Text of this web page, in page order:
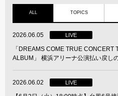
ALL TOPICS
2026.06.05 LIVE
「DREAMS COME TRUE
ALBUM」 横浜アリーナ公演払い戻し
2026.06.02 LIVE